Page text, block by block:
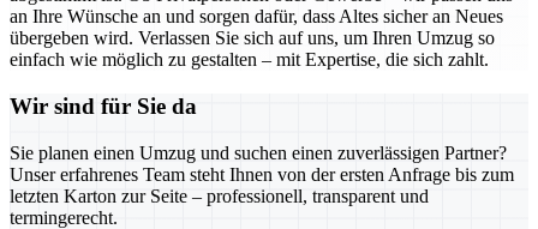
an Ihre Wünsche an und sorgen dafür, dass Altes sicher an Neues
übergeben wird. Verlassen Sie sich auf uns, um Ihren Umzug so
einfach wie möglich zu gestalten – mit Expertise, die sich zahlt.
Wir sind für Sie da
Sie planen einen Umzug und suchen einen zuverlässigen Partner?
Unser erfahrenes Team steht Ihnen von der ersten Anfrage bis zum
letzten Karton zur Seite – professionell, transparent und
termingerecht.